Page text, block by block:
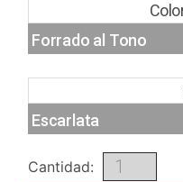
Cantidad: